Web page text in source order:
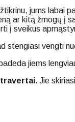
jums labai
ar kitą žmogų į
į sveikus
stengiasi vengti
jiems
Jie